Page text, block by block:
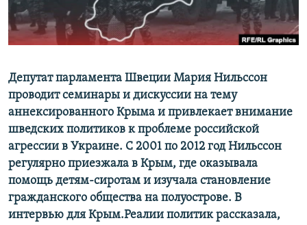
УКРАИНСКАЯ ПРОБЛЕМА КРЫМА
Все сайты RFE/RL
Депутат парламента Швеции Мария Нильссон
проводит семинары и дискуссии на тему
аннексированного Крыма и привлекает внимание
шведских политиков к проблеме российской
агрессии в Украине. С 2001 по 2012 год Нильссон
регулярно приезжала в Крым, где оказывала
помощь детям-сиротам и изучала становление
гражданского общества на полуострове. В
интервью для Крым.Реалии политик рассказала,